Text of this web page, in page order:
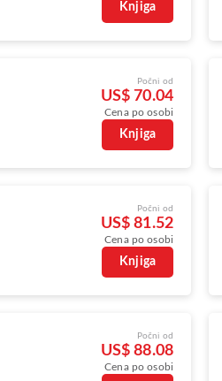
Knjiga
Počni od
US$ 70.04
Cena po osobi
Knjiga
Počni od
US$ 81.52
Cena po osobi
Knjiga
Počni od
US$ 88.08
Cena po osobi